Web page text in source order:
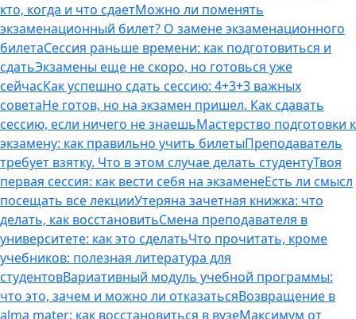
кто, когда и что сдаетМожно ли поменять
экзаменационный билет? О замене экзаменационного
билетаСессия раньше времени: как подготовиться и
сдатьЭкзамены еще не скоро, но готовься уже
сейчасКак успешно сдать сессию: 4+3+3 важных
советаНе готов, но на экзамен пришел. Как сдавать
сессию, если ничего не знаешьМастерство подготовки к
экзамену: как правильно учить билетыПреподаватель
требует взятку. Что в этом случае делать студентуТвоя
первая сессия: как вести себя на экзаменеЕсть ли смысл
посещать все лекцииУтеряна зачетная книжка: что
делать, как восстановитьСмена преподавателя в
университете: как это сделатьЧто прочитать, кроме
учебников: полезная литература для
студентовВариативный модуль учебной программы:
что это, зачем и можно ли отказатьсяВозвращение в
alma mater: как восстановиться в вузеМаксимум от